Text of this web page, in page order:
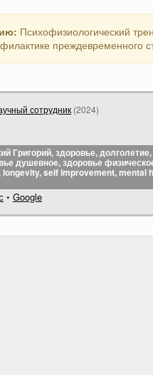
Психофизиологический
преждевременного
сотрудник (2024)
Григорий, здоровье, долголетие,
душевное, здоровье
self improvement, mental
• Google